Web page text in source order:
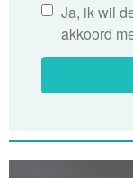
Ja, ik wil
akkoord